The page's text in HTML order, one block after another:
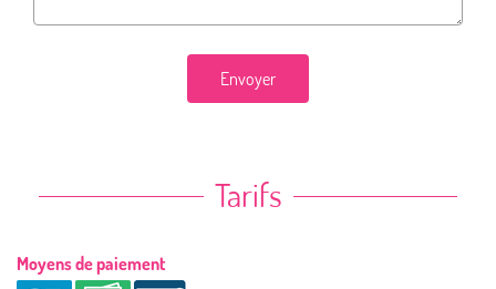
Envoyer
Tarifs
Moyens de paiement